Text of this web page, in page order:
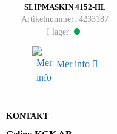
SLIPMASKIN 4152-HL
Artikelnummer: 4233187
I lager:
Mer info
KONTAKT